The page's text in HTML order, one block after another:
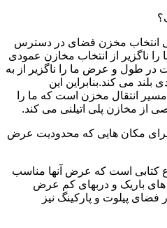
انتخاب مخزن فضای در دسترس
را ناگزیر از انتخاب مخازن عمودی
در طول و عرض ما را ناگزیر از به
می کند.بنابراین این
انتقال مخزن است که ما را
از مخازن پلی اتیلنی می کند.
مکان هایی که محدودیت عرض
کتابی است که عرض آنها مناسب
های باریک و دربهای کم عرض
فضای پیلوت و پارکینگ نیز